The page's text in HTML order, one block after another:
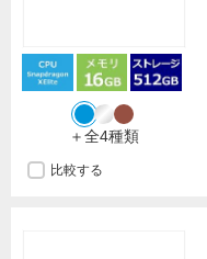
＋全4種類
比較する